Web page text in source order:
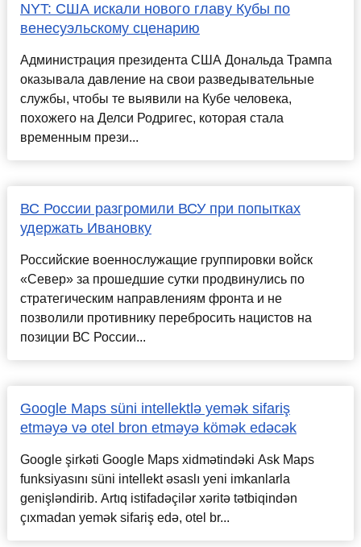
NYT: США искали нового главу Кубы по
венесуэльскому сценарию
Администрация президента США Дональда Трампа
оказывала давление на свои разведывательные
службы, чтобы те выявили на Кубе человека,
похожего на Делси Родригес, которая стала
временным прези...
ВС России разгромили ВСУ при попытках
удержать Ивановку
Российские военнослужащие группировки войск
«Север» за прошедшие сутки продвинулись по
стратегическим направлениям фронта и не
позволили противнику перебросить нацистов на
позиции ВС России...
Google Maps süni intellektlə yemək sifariş
etməyə və otel bron etməyə kömək edəcək
Google şirkəti Google Maps xidmətindəki Ask Maps
funksiyasını süni intellekt əsaslı yeni imkanlarla
genişləndirib. Artıq istifadəçilər xəritə tətbiqindən
çıxmadan yemək sifariş edə, otel br...